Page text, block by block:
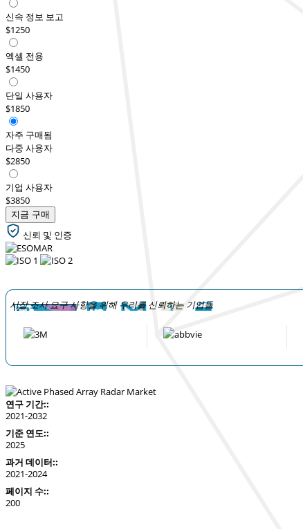
신속 정보 보고
$1250
엑셀 전용
$1450
단일 사용자
$1850
자주 구매됨
다중 사용자
$2850
기업 사용자
$3850
지금 구매
신뢰 및 인증
시장 조사 요구 사항을 위해 우리를 신뢰하는 기업들
연구 기간::
2021-2032
기준 연도::
2025
과거 데이터::
2021-2024
페이지 수::
200